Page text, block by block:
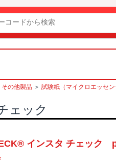
その他製品 ＞ 試験紙（マイクロエッセン
ェック
インスタ チェック